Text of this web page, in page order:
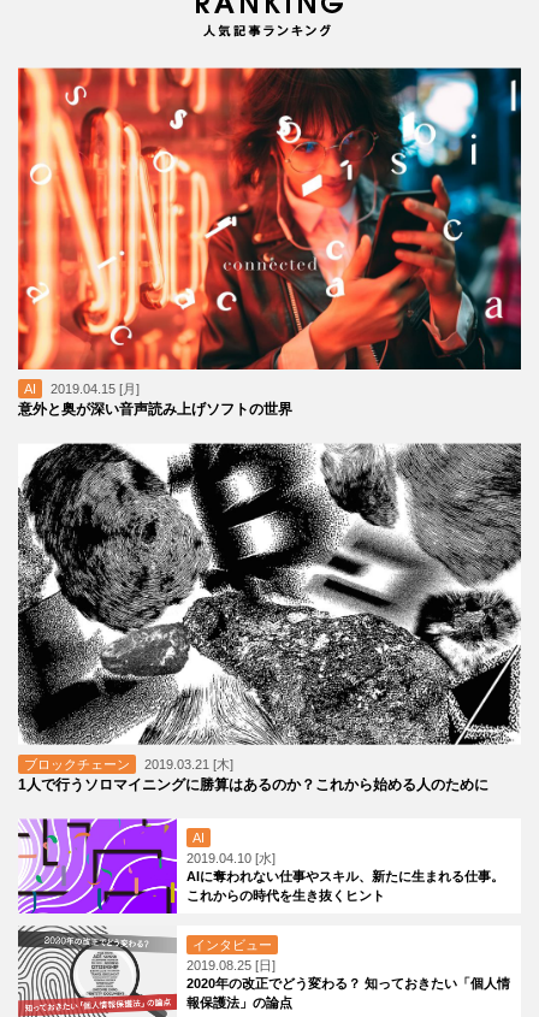
AI 2019.04.15 [月]
意外と奥が深い音声読み上げソフトの世界
ブロックチェーン 2019.03.21 [木]
1人で行うソロマイニングに勝算はあるのか？これから始める人のために
AI
2019.04.10 [水]
AIに奪われない仕事やスキル、新たに生まれる仕事。
これからの時代を生き抜くヒント
インタビュー
2019.08.25 [日]
2020年の改正でどう変わる？ 知っておきたい「個人情
報保護法」の論点